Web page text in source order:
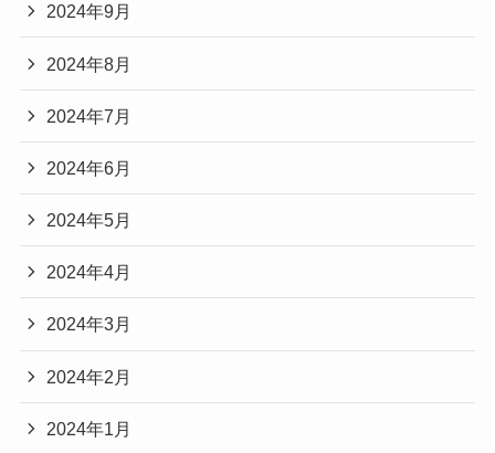
2024年9月
2024年8月
2024年7月
2024年6月
2024年5月
2024年4月
2024年3月
2024年2月
2024年1月